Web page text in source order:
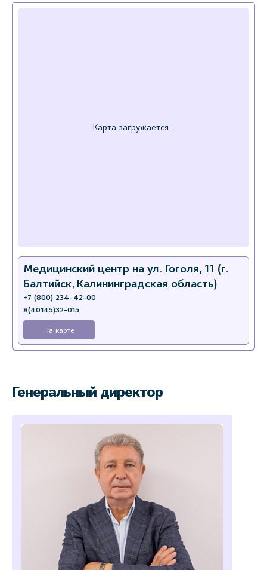
Медицинский центр на ул. Гоголя, 11 (г.
Балтийск, Калининградская область)
+7 (800) 234-42-00
8(40145)32-015
На карте
Генеральный директор